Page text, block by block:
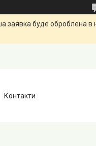
заявка буде оброблена
Контакти